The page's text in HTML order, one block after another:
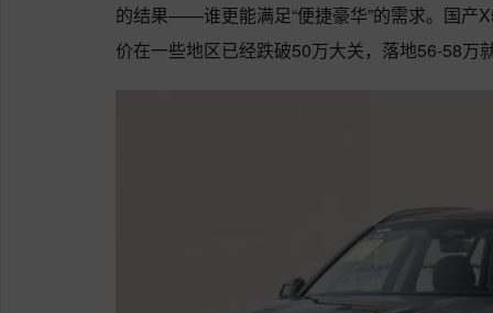
的结果——谁更能满足“便捷豪华”的需求。国产
价在一些地区已经跌破50万大关，落地56-58万